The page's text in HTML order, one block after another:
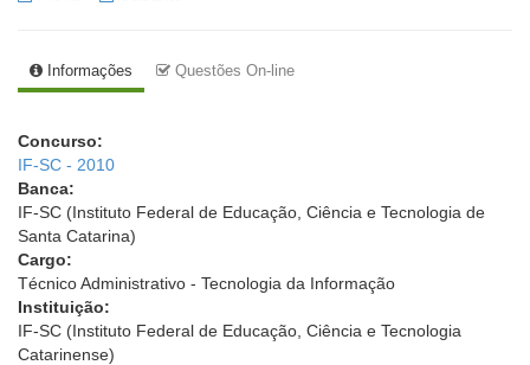
Informações Questões On-line
Concurso:
IF-SC - 2010
Banca:
IF-SC (Instituto Federal de Educação, Ciência e Tecnologia de
Santa Catarina)
Cargo:
Técnico Administrativo - Tecnologia da Informação
Instituição:
IF-SC (Instituto Federal de Educação, Ciência e Tecnologia
Catarinense)